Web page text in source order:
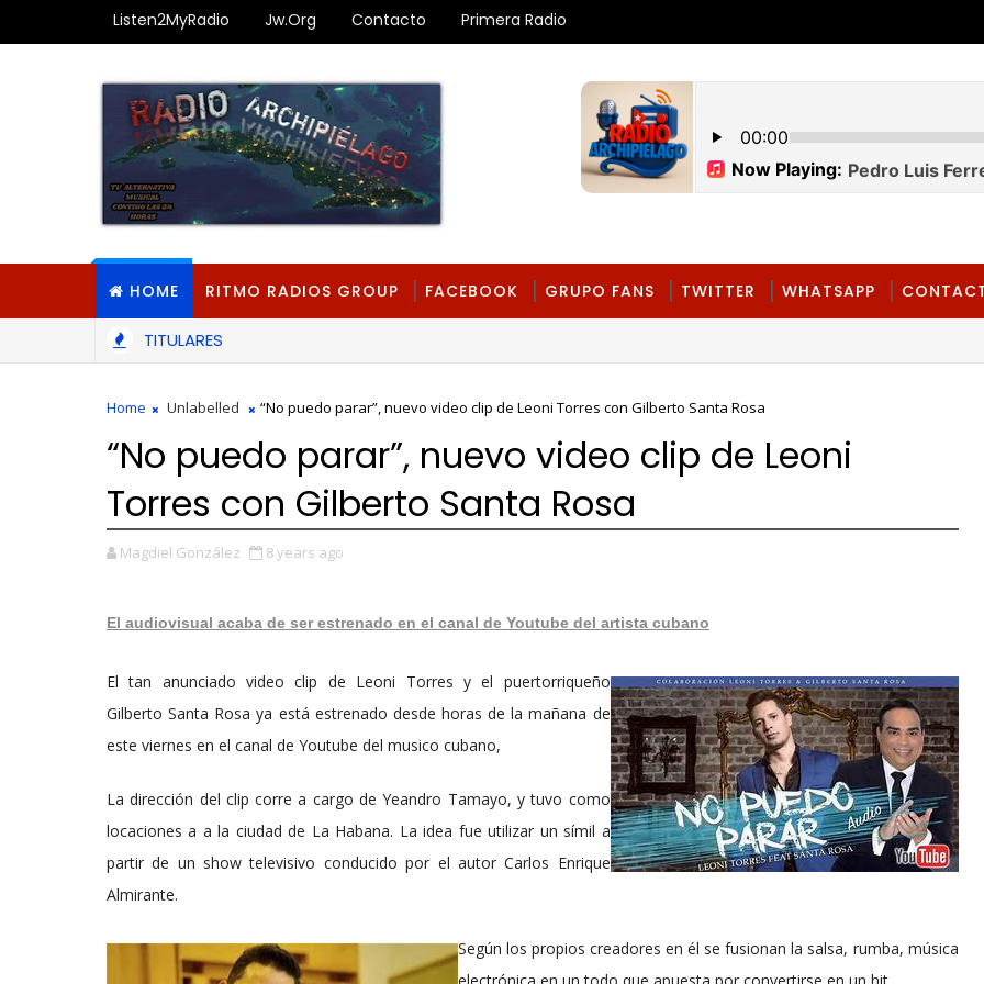
Listen2MyRadio Jw.org Contacto Primera Radio
HOME RITMO RADIOS GROUP FACEBOOK GRUPO FANS TWITTER WHATSAPP
TITULARES
Home Unlabelled “No puedo parar”, nuevo video clip de Leoni Torres con Gilberto Santa Rosa
“No puedo parar”, nuevo video clip de Leoni
Torres con Gilberto Santa Rosa
Magdiel González 8 years ago
El audiovisual acaba de ser estrenado en el canal de Youtube del artista cubano
El tan anunciado video clip de Leoni Torres y el puertorriqueño
Gilberto Santa Rosa ya está estrenado desde horas de la mañana de
este viernes en el canal de Youtube del musico cubano,
La dirección del clip corre a cargo de Yeandro Tamayo, y tuvo como
locaciones a a la ciudad de La Habana. La idea fue utilizar un símil a
partir de un show televisivo conducido por el autor Carlos Enrique
Almirante.
Según los propios creadores en él se fusionan la salsa, rumba, música